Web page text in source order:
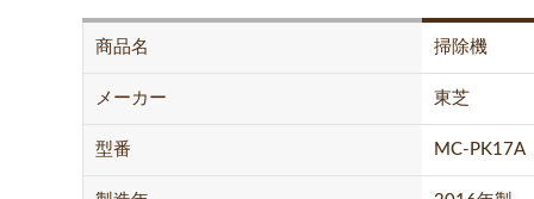
商品名 掃除機
メーカー 東芝
型番 MC-PK17A